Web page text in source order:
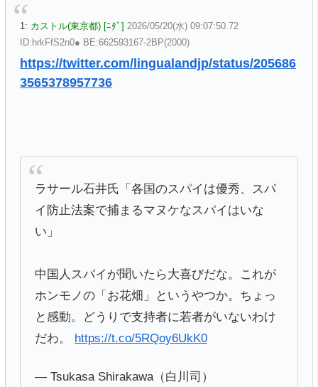
1: カストル(東京都) [ﾆﾀﾞ] 2026/05/20(水) 09:07:50.72
ID:hrkFfS2n0● BE:662593167-2BP(2000)
https://twitter.com/lingualandjp/status/205686
3565378957736
ラサール石井氏「各国のスパイは優秀、スパ
イ防止法案で捕まるマヌケなスパイはいな
い」
中国人スパイが聞いたら大喜びだな。これが
ホンモノの「お花畑」というやつか。ちょっ
と感動。どうりで支持者に若者がいないわけ
だわ。
https://t.co/5RQoy6UkK0
— Tsukasa Shirakawa（白川司）